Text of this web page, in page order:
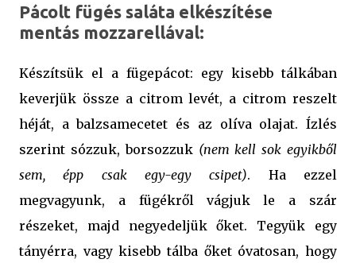
Pácolt fügés saláta elkészítése
mentás mozzarellával:
Készítsük el a fügepácot: egy kisebb tálkában
keverjük össze a citrom levét, a citrom reszelt
héját, a balzsamecetet és az olíva olajat. Ízlés
szerint sózzuk, borsozzuk (nem kell sok egyikből
sem, épp csak egy-egy csipet). Ha ezzel
megvagyunk, a fügékről vágjuk le a szár
részeket, majd negyedeljük őket. Tegyük egy
tányérra, vagy kisebb tálba őket óvatosan, hogy